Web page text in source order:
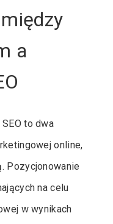
a
to dwa
online,
Pozycjonowanie
na celu
w wynikach